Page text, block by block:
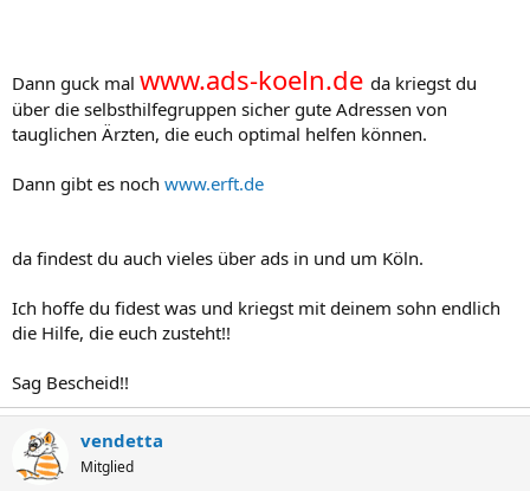
Dann guck mal www.ads-koeln.de da kriegst du
über die selbsthilfegruppen sicher gute Adressen von
tauglichen Ärzten, die euch optimal helfen können.
Dann gibt es noch www.erft.de
da findest du auch vieles über ads in und um Köln.
Ich hoffe du fidest was und kriegst mit deinem sohn endlich
die Hilfe, die euch zusteht!!
Sag Bescheid!!
vendetta
Mitglied